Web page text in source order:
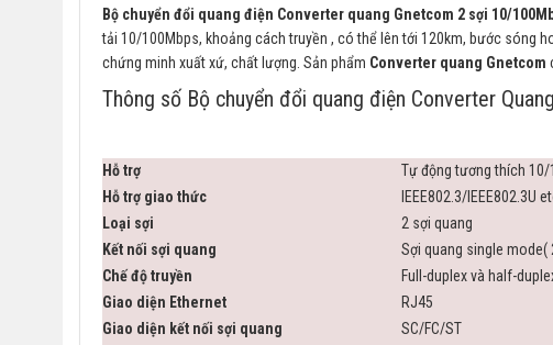
Bộ chuyển đổi quang điện Converter quang Gnetcom 2 sợi 10/
tải 10/100Mbps, khoảng cách truyền , có thể lên tới 120km, bước sóng
chứng minh xuất xứ, chất lượng. Sản phẩm Converter quang Gnetcom
Thông số Bộ chuyển đổi quang điện Converter
Hỗ trợ
Tự động tương thích 10/
Hỗ trợ giao thức
IEEE802.3/IEEE802.3U
Loại sợi
2 sợi quang
Kết nối sợi quang
Sợi quang single mode(
Chế độ truyền
Full-duplex và half-
Giao diện Ethernet
RJ45
Giao diện kết nối sợi quang
SC/FC/ST